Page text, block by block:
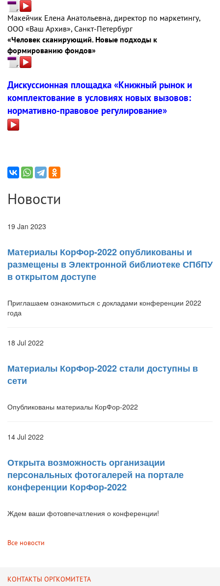
Макейчик Елена Анатольевна, директор по маркетингу,
ООО «Ваш Архив», Санкт-Петербург
«Человек сканирующий. Новые подходы к
формированию фондов»
Дискуссионная площадка «Книжный рынок и
комплектование в условиях новых вызовов:
нормативно-правовое регулирование»
Новости
19 Jan 2023
Материалы КорФор-2022 опубликованы и
размещены в Электронной библиотеке СПбПУ
в открытом доступе
Приглашаем ознакомиться с докладами конференции 2022
года
18 Jul 2022
Материалы КорФор-2022 стали доступны в
сети
Опубликованы материалы КорФор-2022
14 Jul 2022
Открыта возможность организации
персональных фотогалерей на портале
конференции КорФор-2022
Ждем ваши фотовпечатления о конференции!
Все новости
КОНТАКТЫ ОРГКОМИТЕТА